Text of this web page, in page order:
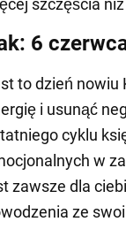
szczęścia
6
to dzień nowiu
i usunąć
cyklu
w
zawsze dla
ze